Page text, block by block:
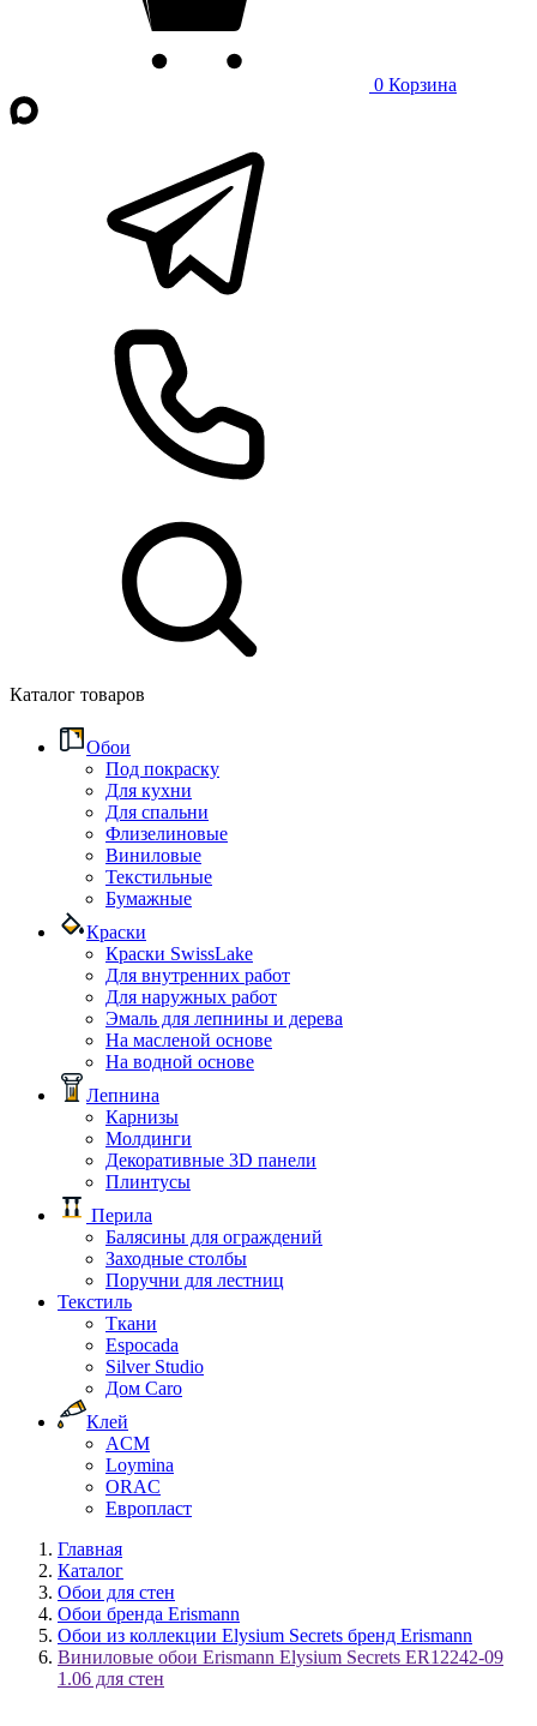
0 Корзина
Каталог товаров
Обои
Под покраску
Для кухни
Для спальни
Флизелиновые
Виниловые
Текстильные
Бумажные
Краски
Краски SwissLake
Для внутренних работ
Для наружных работ
Эмаль для лепнины и дерева
На масленой основе
На водной основе
Лепнина
Карнизы
Молдинги
Декоративные 3D панели
Плинтусы
Перила
Балясины для ограждений
Заходные столбы
Поручни для лестниц
Текстиль
Ткани
Espocada
Silver Studio
Дом Caro
Клей
ACM
Loymina
ORAC
Европласт
Главная
Каталог
Обои для стен
Обои бренда Erismann
Обои из коллекции Elysium Secrets бренд Erismann
Виниловые обои Erismann Elysium Secrets ER12242-09
1.06 для стен